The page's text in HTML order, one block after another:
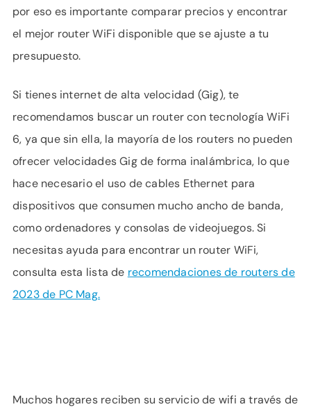
por eso es importante comparar precios y encontrar
el mejor router WiFi disponible que se ajuste a tu
presupuesto.
Si tienes internet de alta velocidad (Gig), te
recomendamos buscar un router con tecnología WiFi
6, ya que sin ella, la mayoría de los routers no pueden
ofrecer velocidades Gig de forma inalámbrica, lo que
hace necesario el uso de cables Ethernet para
dispositivos que consumen mucho ancho de banda,
como ordenadores y consolas de videojuegos. Si
necesitas ayuda para encontrar un router WiFi,
consulta esta lista de recomendaciones de routers de
2023 de PC Mag.
Muchos hogares reciben su servicio de wifi a través de